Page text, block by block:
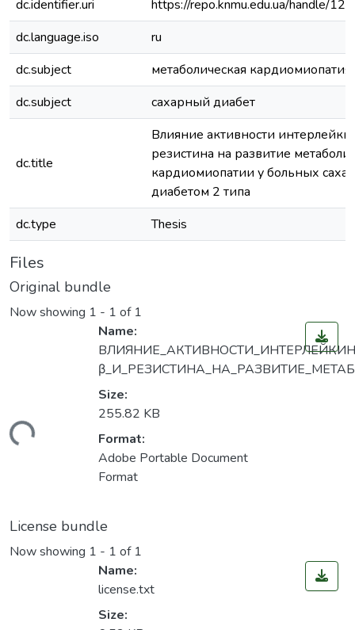
dc.identifier.uri
https://repo.knmu.edu.ua/handle/
dc.language.iso
ru
dc.subject
метаболическая кардиомиопатия
dc.subject
сахарный диабет
dc.title
Влияние активности
резистина на развитие
кардиомиопатии у больных
диабетом 2 типа
dc.type
Thesis
Files
Original bundle
Now showing 1 - 1 of 1
Name:
Size:
255.82 KB
Format:
Adobe Portable Document
Format
License bundle
Now showing 1 - 1 of 1
Name:
license.txt
Size: